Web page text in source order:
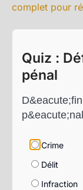
complet pour
Quiz :
pénal
Crime
Délit
Infraction